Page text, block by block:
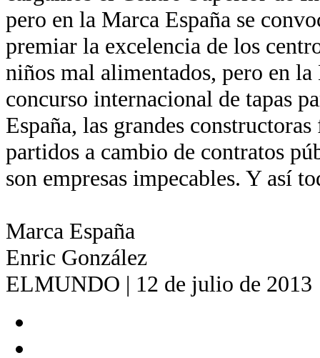
pero en la Marca España se
premiar la excelencia de los
niños mal alimentados, pero en
concurso internacional de tapas
España, las grandes
partidos a cambio de contratos
son empresas impecables. Y así
Marca España
Enric González
ELMUNDO | 12 de julio de 2013